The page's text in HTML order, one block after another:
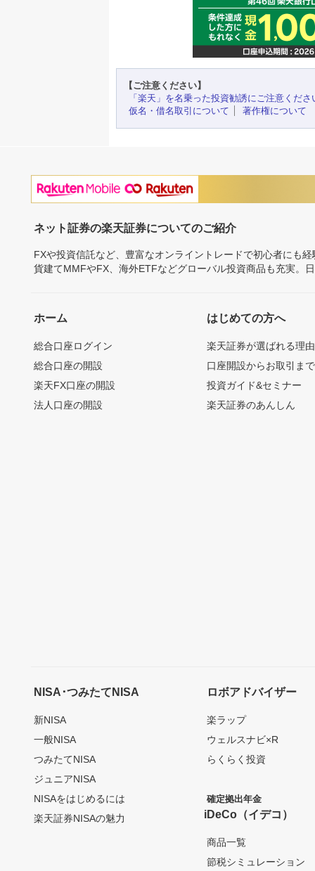
【ご注意ください】
「楽天」を名乗った投資勧誘にご注意くださ
仮名・借名取引について
著作権について
ネット証券の楽天証券についてのご紹介
FXや投資信託など、豊富なオンライントレードで初心者にも
貨建てMMFやFX、海外ETFなどグローバル投資商品も充実。
ホーム
総合口座ログイン
総合口座の開設
楽天FX口座の開設
法人口座の開設
はじめての方へ
楽天証券が選ばれる理由
口座開設からお取引ま
投資ガイド&セミナー
楽天証券のあんしん
NISA･つみたてNISA
新NISA
一般NISA
つみたてNISA
ジュニアNISA
NISAをはじめるには
楽天証券NISAの魅力
ロボアドバイザー
楽ラップ
ウェルスナビ×R
らくらく投資
確定拠出年金
iDeCo（イデコ）
商品一覧
節税シミュレーション